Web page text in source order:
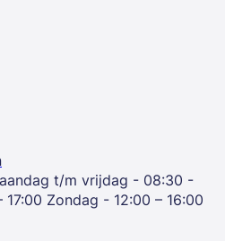
t/m vrijdag - 08:30 -
Zondag - 12:00 – 16:00